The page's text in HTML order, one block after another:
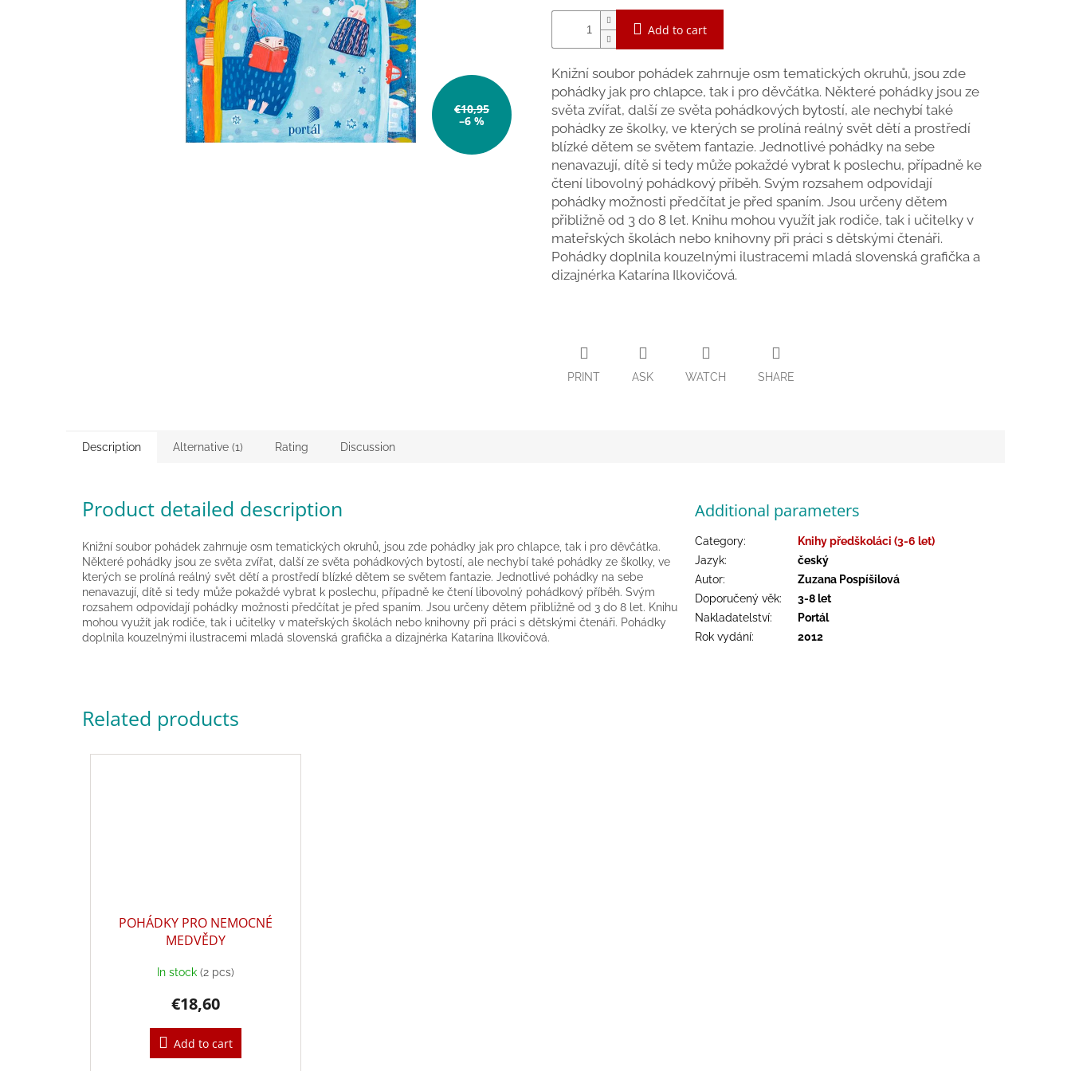
€10,95
–6 %
Add to cart
Knižní soubor pohádek zahrnuje osm tematických okruhů, jsou zde
pohádky jak pro chlapce, tak i pro děvčátka. Některé pohádky jsou ze
světa zvířat, další ze světa pohádkových bytostí, ale nechybí také
pohádky ze školky, ve kterých se prolíná reálný svět dětí a prostředí
blízké dětem se světem fantazie. Jednotlivé pohádky na sebe
nenavazují, dítě si tedy může pokaždé vybrat k poslechu, případně ke
čtení libovolný pohádkový příběh. Svým rozsahem odpovídají
pohádky možnosti předčítat je před spaním. Jsou určeny dětem
přibližně od 3 do 8 let. Knihu mohou využít jak rodiče, tak i učitelky v
mateřských školách nebo knihovny při práci s dětskými čtenáři.
Pohádky doplnila kouzelnými ilustracemi mladá slovenská grafička a
dizajnérka Katarína Ilkovičová.
PRINT ASK WATCH SHARE
Related products
POHÁDKY PRO NEMOCNÉ
MEDVĚDY
In stock (2 pcs)
€18,60
Add to cart
Description Alternative (1) Rating Discussion
Product detailed description
Knižní soubor pohádek zahrnuje osm tematických okruhů, jsou zde pohádky jak pro chlapce, tak i pro děvčátka.
Některé pohádky jsou ze světa zvířat, další ze světa pohádkových bytostí, ale nechybí také pohádky ze školky, ve
kterých se prolíná reálný svět dětí a prostředí blízké dětem se světem fantazie. Jednotlivé pohádky na sebe
nenavazují, dítě si tedy může pokaždé vybrat k poslechu, případně ke čtení libovolný pohádkový příběh. Svým
rozsahem odpovídají pohádky možnosti předčítat je před spaním. Jsou určeny dětem přibližně od 3 do 8 let. Knihu
mohou využít jak rodiče, tak i učitelky v mateřských školách nebo knihovny při práci s dětskými čtenáři. Pohádky
doplnila kouzelnými ilustracemi mladá slovenská grafička a dizajnérka Katarína Ilkovičová.
Additional parameters
Category:
Knihy předškoláci (3-6 let)
Jazyk:
český
Autor:
Zuzana Pospíšilová
Doporučený věk:
3-8 let
Nakladatelství:
Portál
Rok vydání: 2012